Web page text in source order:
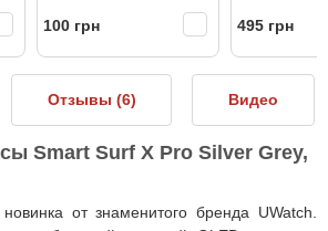
100 грн 495 грн
Отзывы (6) Видео
Smart Surf X Pro Silver Grey,
от знаменитого бренда UWatch.